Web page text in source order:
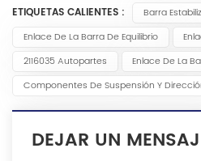
ETIQUETAS CALIENTES :
Barra
Enlace De La Barra De Equilibrio
2116035 Autopartes
Enlace De La
Componentes De Suspensión Y
DEJAR UN